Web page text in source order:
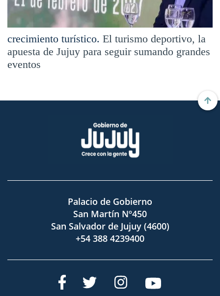
crecimiento turístico. El turismo deportivo, la
apuesta de Jujuy para seguir sumando grandes
eventos
Palacio de Gobierno
San Martín Nº450
San Salvador de Jujuy (4600)
+54 388 4239400